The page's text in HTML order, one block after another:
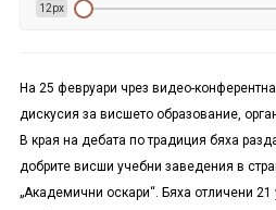
12px
На 25 февруари чрез видео-
дискусия за висшето образование,
В края на дебата по традиция бяха
добрите висши учебни заведения в
„Академични оскари“. Бяха отличени 21